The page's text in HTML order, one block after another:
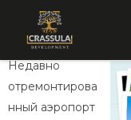
Недавно
отремонтирова
нный аэропорт